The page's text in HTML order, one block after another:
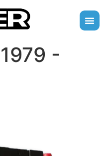
1979 -